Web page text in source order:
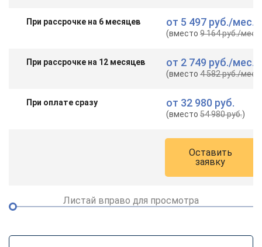
При рассрочке на 6 месяцев от 5 497 руб./мес.
(вместо9 164 руб./мес.
При рассрочке на 12 месяцев от 2 749 руб./мес.
(вместо4 582 руб./мес.
При оплате сразу от 32 980 руб.
(вместо54 980 руб.)
Оставить
заявку
Листай вправо для просмотра